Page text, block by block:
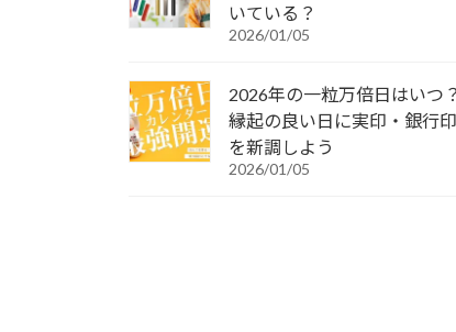
いている？
2026/01/05
2026年の一粒万倍日はいつ？
縁起の良い日に実印・銀行印
を新調しよう
2026/01/05